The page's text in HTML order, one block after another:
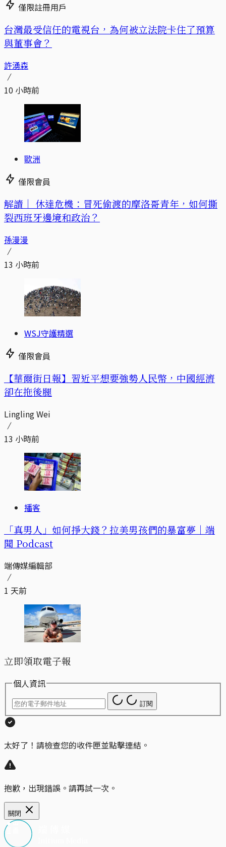
僅限註冊用戶
台灣最受信任的電視台，為何被立法院卡住了預算
與董事會？
許湧森
10 小時前
歐洲
僅限會員
解讀｜ 休達危機：冒死偷渡的摩洛哥青年，如何撕
裂西班牙邊境和政治？
孫漫漫
13 小時前
WSJ守護精選
僅限會員
【華爾街日報】習近平想要強勢人民幣，中國經濟
卻在拖後腿
Lingling Wei
13 小時前
播客
「真男人」如何掙大錢？拉美男孩們的暴富夢｜端
聞 Podcast
端傳媒編輯部
1 天前
立即領取電子報
個人資訊
訂閱
太好了！請檢查您的收件匣並點擊連結。
抱歉，出現錯誤。請再試一次。
關閉